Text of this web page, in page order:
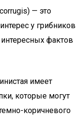
— это
у грибников
фактов
имеет
которые могут
коричневого